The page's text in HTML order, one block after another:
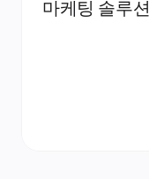
마케팅 솔루션